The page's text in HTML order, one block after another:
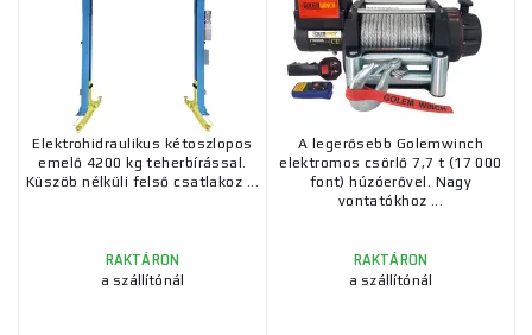
Elektrohidraulikus kétoszlopos
emelő 4200 kg teherbírással.
Küszöb nélküli felső csatlakoz ...
RAKTÁRON
a szállítónál
A legerősebb Golemwinch
elektromos csörlő 7,7 t (17 000
font) húzóerővel. Nagy
vontatókhoz ...
RAKTÁRON
a szállítónál